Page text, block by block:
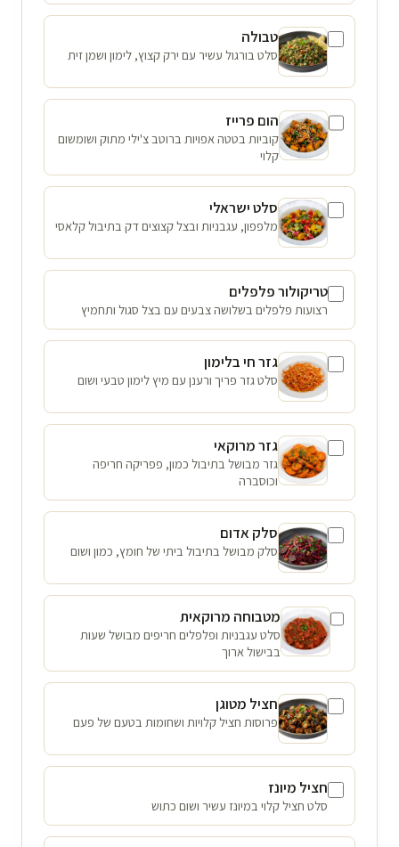
טבולה
סלט בורגול עשיר עם ירק קצוץ, לימון ושמן זית
הום פרייז
קוביות בטטה אפויות ברוטב צ'ילי מתוק ושומשום
קלוי
סלט ישראלי
מלפפון, עגבניות ובצל קצוצים דק בתיבול קלאסי
טריקולור פלפלים
רצועות פלפלים בשלושה צבעים עם בצל סגול ותחמיץ
גזר חי בלימון
סלט גזר פריך ורענן עם מיץ לימון טבעי ושום
גזר מרוקאי
גזר מבושל בתיבול כמון, פפריקה חריפה
וכוסברה
סלק אדום
סלק מבושל בתיבול ביתי של חומץ, כמון ושום
מטבוחה מרוקאית
סלט עגבניות ופלפלים חריפים מבושל שעות
בבישול ארוך
חציל מטוגן
פרוסות חציל קלויות ושחומות בטעם של פעם
חציל מיונז
סלט חציל קלוי במיונז עשיר ושום כתוש